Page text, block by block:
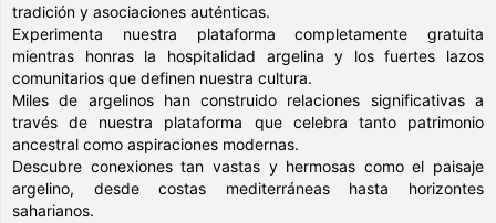
tradición y asociaciones auténticas.
Experimenta nuestra plataforma completamente gratuita
mientras honras la hospitalidad argelina y los fuertes lazos
comunitarios que definen nuestra cultura.
Miles de argelinos han construido relaciones significativas a
través de nuestra plataforma que celebra tanto patrimonio
ancestral como aspiraciones modernas.
Descubre conexiones tan vastas y hermosas como el paisaje
argelino, desde costas mediterráneas hasta horizontes
saharianos.